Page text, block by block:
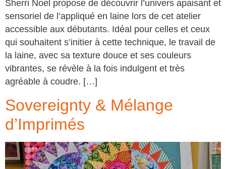
Sherri Noel propose de découvrir l’univers apaisant et
sensoriel de l’appliqué en laine lors de cet atelier
accessible aux débutants. Idéal pour celles et ceux
qui souhaitent s’initier à cette technique, le travail de
la laine, avec sa texture douce et ses couleurs
vibrantes, se révèle à la fois indulgent et très
agréable à coudre. […]
Sovereignty & Mélange
d’Imprimés